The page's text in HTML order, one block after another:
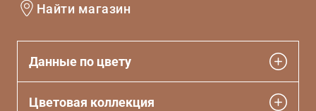
Найти магазин
Данные по цвету
Цветовая коллекция